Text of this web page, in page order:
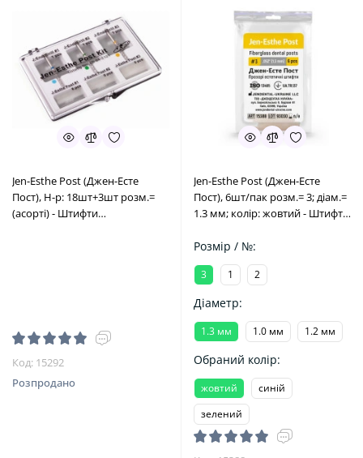
Jen-Esthe Post (Джен-Есте
Пост), Н-р: 18шт+3шт розм.=
(асорті) - Штифти
Код: 15292
Розпродано
Jen-Esthe Post (Джен-Есте
Пост), 6шт/пак розм.= 3; діам.=
1.3 мм; колір: жовтий - Штифти
Україна/Джендентал-Україна)
Розмір / №:
3 1 2
Діаметр:
1.3 мм 1.0 мм 1.2 мм
Обраний колір:
жовтий
синій
зелений